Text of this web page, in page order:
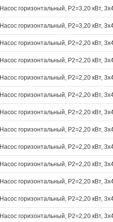
Насос горизонтальный, P2=3,20 кВт,
Насос горизонтальный, P2=3,20 кВт,
Насос горизонтальный, P2=2,20 кВт,
Насос горизонтальный, P2=2,20 кВт,
Насос горизонтальный, P2=2,20 кВт,
Насос горизонтальный, P2=2,20 кВт,
Насос горизонтальный, P2=2,20 кВт,
Насос горизонтальный, P2=2,20 кВт,
Насос горизонтальный, P2=2,20 кВт,
Насос горизонтальный, P2=2,20 кВт,
Насос горизонтальный, P2=2,20 кВт,
Насос горизонтальный, P2=2,20 кВт,
Насос горизонтальный, P2=2,20 кВт,